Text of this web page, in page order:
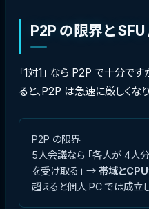
P2P の限界と
「1対1」 なら P2P で十分で
ると、P2P は急速に厳しくなり
P2P の限界
5人会議なら 「各人が 4人
を受け取る」 → 帯域と
超えると個人 PC では成立し